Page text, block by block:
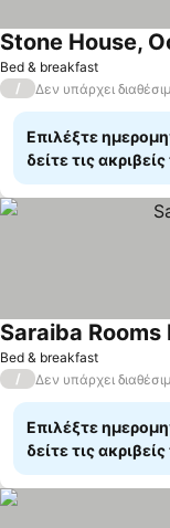
Bed & breakfast
Stone House,
/ Δεν υπάρχει
Επιλέξτε
δείτε τις ακριβείς
Bed & breakfast
Saraiba Rooms
/ Δεν υπάρχει
Επιλέξτε
δείτε τις ακριβείς